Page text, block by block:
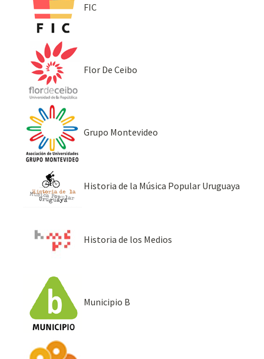
FIC
Flor De Ceibo
Grupo Montevideo
Historia de la Música Popular Uruguaya
Historia de los Medios
Municipio B